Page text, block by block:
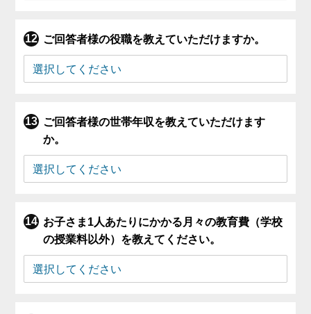
ご回答者様の役職を教えていただけますか。
ご回答者様の世帯年収を教えていただけます
か。
お子さま1人あたりにかかる月々の教育費（学校
の授業料以外）を教えてください。